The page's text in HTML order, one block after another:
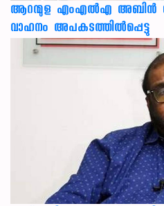
ആറന്മുള എംഎൽഎ അബിൻ
വാഹനം അപകടത്തിൽപ്പെട്ടു